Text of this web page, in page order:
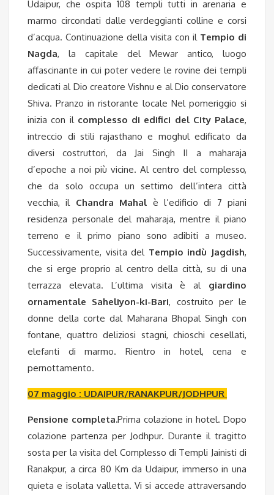
Udaipur, che ospita 108 templi tutti in arenaria e
marmo circondati dalle verdeggianti colline e corsi
d’acqua. Continuazione della visita con il Tempio di
Nagda, la capitale del Mewar antico, luogo
affascinante in cui poter vedere le rovine dei templi
dedicati al Dio creatore Vishnu e al Dio conservatore
Shiva. Pranzo in ristorante locale Nel pomeriggio si
inizia con il complesso di edifici del City Palace,
intreccio di stili rajasthano e moghul edificato da
diversi costruttori, da Jai Singh II a maharaja
d’epoche a noi più vicine. Al centro del complesso,
che da solo occupa un settimo dell’intera città
vecchia, il Chandra Mahal è l’edificio di 7 piani
residenza personale del maharaja, mentre il piano
terreno e il primo piano sono adibiti a museo.
Successivamente, visita del Tempio indù Jagdish,
che si erge proprio al centro della città, su di una
terrazza elevata. L’ultima visita è al giardino
ornamentale Saheliyon-ki-Bari, costruito per le
donne della corte dal Maharana Bhopal Singh con
fontane, quattro deliziosi stagni, chioschi cesellati,
elefanti di marmo. Rientro in hotel, cena e
pernottamento.
07 maggio : UDAIPUR/RANAKPUR/JODHPUR
Pensione completa.Prima colazione in hotel. Dopo
colazione partenza per Jodhpur. Durante il tragitto
sosta per la visita del Complesso di Templi Jainisti di
Ranakpur, a circa 80 Km da Udaipur, immerso in una
quieta e isolata valletta. Vi si accede attraversando